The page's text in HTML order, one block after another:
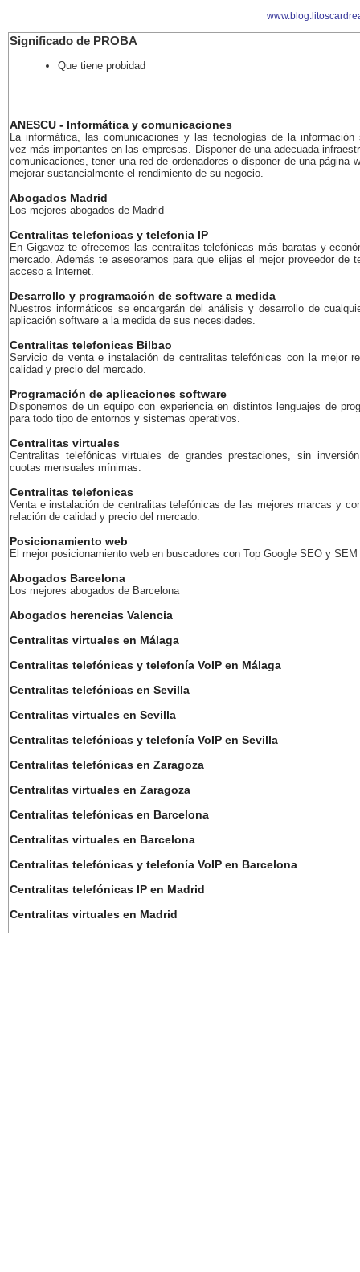
Significado de PROBA
Que tiene probidad
ANESCU - Informática y comunicaciones
La informática, las comunicaciones y las tecnologías de la información
vez más importantes en las empresas. Disponer de una adecuada
comunicaciones, tener una red de ordenadores o disponer de una página
mejorar sustancialmente el rendimiento de su negocio.
Abogados Madrid
Los mejores abogados de Madrid
Centralitas telefonicas y telefonia IP
En Gigavoz te ofrecemos las centralitas telefónicas más baratas y
mercado. Además te asesoramos para que elijas el mejor proveedor de
acceso a Internet.
Desarrollo y programación de software a medida
Nuestros informáticos se encargarán del análisis y desarrollo de
aplicación software a la medida de sus necesidades.
Centralitas telefonicas Bilbao
Servicio de venta e instalación de centralitas telefónicas con la mejor
calidad y precio del mercado.
Programación de aplicaciones software
Disponemos de un equipo con experiencia en distintos lenguajes de
para todo tipo de entornos y sistemas operativos.
Centralitas virtuales
Centralitas telefónicas virtuales de grandes prestaciones, sin
cuotas mensuales mínimas.
Centralitas telefonicas
Venta e instalación de centralitas telefónicas de las mejores marcas y
relación de calidad y precio del mercado.
Posicionamiento web
El mejor posicionamiento web en buscadores con Top Google SEO y SEM
Abogados Barcelona
Los mejores abogados de Barcelona
Abogados herencias Valencia
Centralitas virtuales en Málaga
Centralitas telefónicas y telefonía VoIP en Málaga
Centralitas telefónicas en Sevilla
Centralitas virtuales en Sevilla
Centralitas telefónicas y telefonía VoIP en Sevilla
Centralitas telefónicas en Zaragoza
Centralitas virtuales en Zaragoza
Centralitas telefónicas en Barcelona
Centralitas virtuales en Barcelona
Centralitas telefónicas y telefonía VoIP en Barcelona
Centralitas telefónicas IP en Madrid
Centralitas virtuales en Madrid